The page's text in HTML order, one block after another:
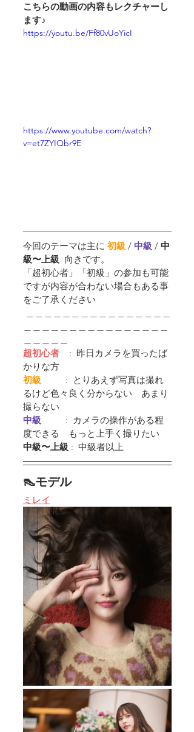
こちらの動画の内容もレクチャーし
ます♪
https://youtu.be/Ff80vUoYicI
https://www.youtube.com/watch?
v=et7ZYIQbr9E
今回のテーマは主に 初級 / 中級 / 中
級〜上級 向きです。
「超初心者」「初級」の参加も可能
ですが内容が合わない場合もある事
をご了承ください
超初心者
    :  昨日カメラを買ったば
かりな方
初級
:  とりあえず写真は撮れ
るけど色々良く分からない　あまり
撮らない
中級
:  カメラの操作がある程
度できる　もっと上手く撮りたい
中級〜上級 :  中級者以上
👠モデル
ミレイ